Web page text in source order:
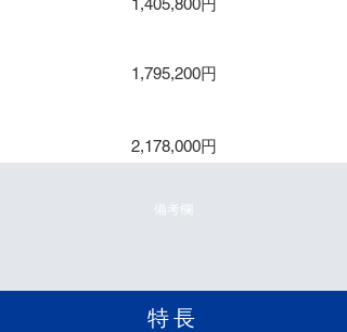
1,405,800円
1,795,200円
2,178,000円
備考欄
​特長